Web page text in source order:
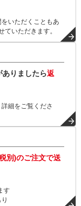
いただくこともあ
ていただきます。
りましたら返
細をご覧くださ
別)のご注文で送
す